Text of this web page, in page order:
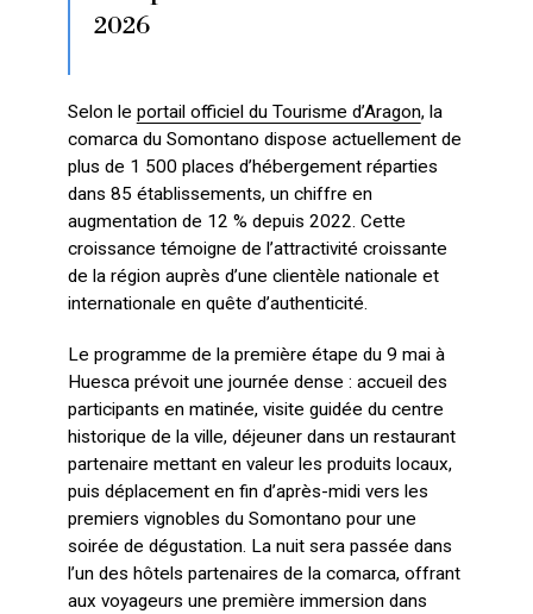
2026
Selon le portail officiel du Tourisme d’Aragon, la
comarca du Somontano dispose actuellement de
plus de 1 500 places d’hébergement réparties
dans 85 établissements, un chiffre en
augmentation de 12 % depuis 2022. Cette
croissance témoigne de l’attractivité croissante
de la région auprès d’une clientèle nationale et
internationale en quête d’authenticité.
Le programme de la première étape du 9 mai à
Huesca prévoit une journée dense : accueil des
participants en matinée, visite guidée du centre
historique de la ville, déjeuner dans un restaurant
partenaire mettant en valeur les produits locaux,
puis déplacement en fin d’après-midi vers les
premiers vignobles du Somontano pour une
soirée de dégustation. La nuit sera passée dans
l’un des hôtels partenaires de la comarca, offrant
aux voyageurs une première immersion dans